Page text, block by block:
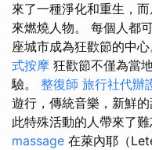
來了一種淨化和重生，
來燃燒人物。 每個人都
座城市成為狂歡節的中心
式按摩 狂歡節不僅為當
驗。 整復師 旅行社代辦
遊行，傳統音樂，新鮮
此特殊活動的人帶來了難
massage 在萊內耶（